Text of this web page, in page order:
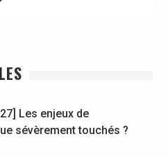
Les enjeux de
sévèrement touchés ?